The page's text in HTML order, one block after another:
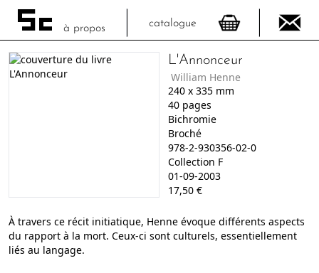
à propos catalogue
L'Annonceur
William Henne
240x 335mm
40pages
Bichromie
Broché
978-2-930356-02-0
Collection F
01-09-2003
17,50€
À travers ce récit initiatique, Henne évoque différents aspects
du rapport à la mort. Ceux-ci sont culturels, essentiellement
liés au langage.